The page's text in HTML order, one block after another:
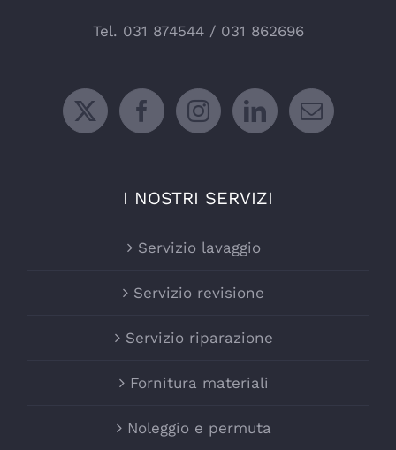
Tel. 031 874544/ 031 862696
I NOSTRI SERVIZI
Servizio lavaggio
Servizio revisione
Servizio riparazione
Fornitura materiali
Noleggio e permuta